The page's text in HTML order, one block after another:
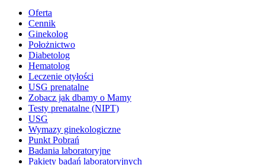
Oferta
Cennik
Ginekolog
Położnictwo
Diabetolog
Hematolog
Leczenie otyłości
USG prenatalne
Zobacz jak dbamy o Mamy
Testy prenatalne (NIPT)
USG
Wymazy ginekologiczne
Punkt Pobrań
Badania laboratoryjne
Pakiety badań laboratoryjnych